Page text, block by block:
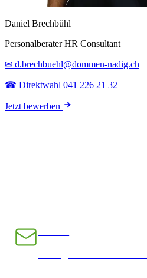
Daniel Brechbühl
Personalberater HR Consultant
✉ d.brechbuehl@dommen-nadig.ch
☎ Direktwahl 041 226 21 32
Jetzt bewerben